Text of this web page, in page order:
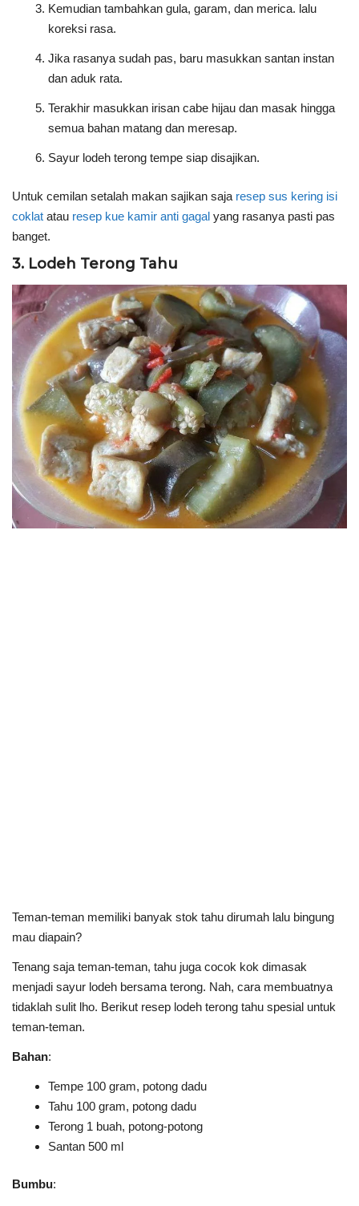
Kemudian tambahkan gula, garam, dan merica. lalu
koreksi rasa.
Jika rasanya sudah pas, baru masukkan santan instan
dan aduk rata.
Terakhir masukkan irisan cabe hijau dan masak hingga
semua bahan matang dan meresap.
Sayur lodeh terong tempe siap disajikan.
Untuk cemilan setalah makan sajikan saja resep sus kering isi
coklat atau resep kue kamir anti gagal yang rasanya pasti pas
banget.
3. Lodeh Terong Tahu
Teman-teman memiliki banyak stok tahu dirumah lalu bingung
mau diapain?
Tenang saja teman-teman, tahu juga cocok kok dimasak
menjadi sayur lodeh bersama terong. Nah, cara membuatnya
tidaklah sulit lho. Berikut resep lodeh terong tahu spesial untuk
teman-teman.
Bahan:
Tempe 100 gram, potong dadu
Tahu 100 gram, potong dadu
Terong 1 buah, potong-potong
Santan 500 ml
Bumbu: